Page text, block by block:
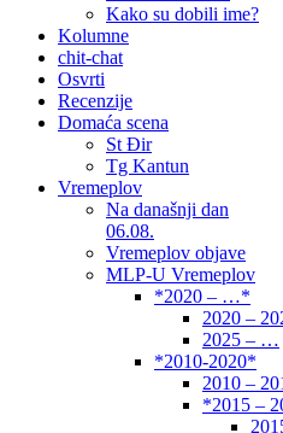
Kako su dobili ime?
Kolumne
chit-chat
Osvrti
Recenzije
Domaća scena
St Đir
Tg Kantun
Vremeplov
Na današnji dan
06.08.
Vremeplov objave
MLP-U Vremeplov
*2020 – …*
2020 –
2025 – …
*2010-2020*
2010 –
*2015 –